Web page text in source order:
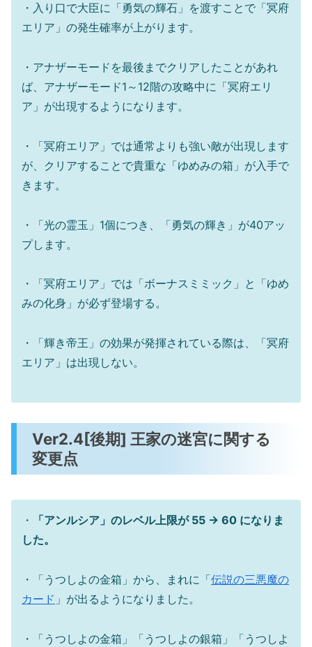
・入り口で大臣に「勇気の輝石」を渡すことで「冥府
エリア」の発生確率が上がります。
・アナザーモードを最後までクリアしたことがあれ
ば、アナザーモード1～12階の攻略中に「冥府エリ
ア」が出現するようになります。
・「冥府エリア」では通常よりも強い敵が出現します
が、クリアすることで貴重な「ゆめみの箱」が入手で
きます。
・「光の霊玉」1個につき、「勇気の輝き」が40アッ
プします。
・「冥府エリア」では「ボーナスミミック」と「ゆめ
みの化身」が必ず登場する。
・「輝き帝王」の効果が発揮されている際は、「冥府
エリア」は出現しない。
Ver2.4[後期] 王家の迷宮に関する
変更点
・
「アンルシア」のレベル上限が 55 → 60 になりま
した。
・「うつしよの金箱」から、まれに「伝説の三悪魔の
カード 」が出るようになりました。
・「うつしよの金箱」「うつしよの銀箱」「うつしよ